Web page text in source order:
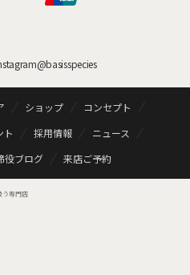
ショップ
コンセプト
ト 採用情報
ニュース
役ブログ 来店ご予約
う専門店